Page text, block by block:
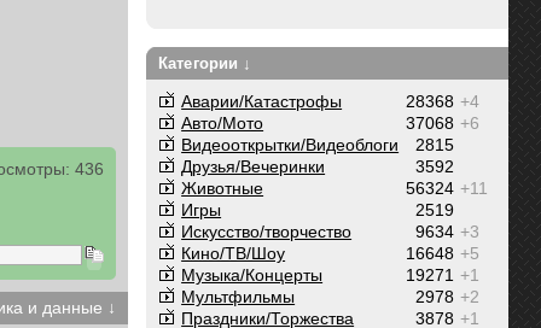
436
и данные ↓
Категории ↓
+4
28368
Аварии/Катастрофы
+6
37068
Авто/Мото
2815
Видеооткрытки/Видеоблоги
3592
Друзья/Вечеринки
+11
56324
Животные
2519
Игры
+3
9634
Искусство/творчество
+5
16648
Кино/ТВ/Шоу
+1
19271
Музыка/Концерты
+2
2978
Мультфильмы
+1
3878
Праздники/Торжества